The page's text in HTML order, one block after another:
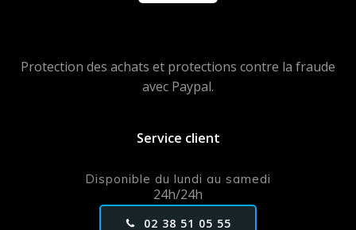
Protection des achats et protections contre la fraude
avec Paypal.
Service client
Disponible du lundi au samedi
24h/24h
02 38 51 05 55